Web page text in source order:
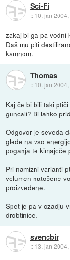
Sci-Fi
:: 10. jan 2004,
zakaj bi ga pa vodni
Daš mu piti
kamnom.
Thomas
:: 10. jan 2004,
Kaj če bi bili taki
guncali? Bi lahko
Odgovor je seveda
glede na vso
poganja te kimajoče
Pri namizni varianti
volumen natočene
proizvedene.
Spet je pa v ozadju
drobtinice.
svencbir
:: 13. jan 2004,